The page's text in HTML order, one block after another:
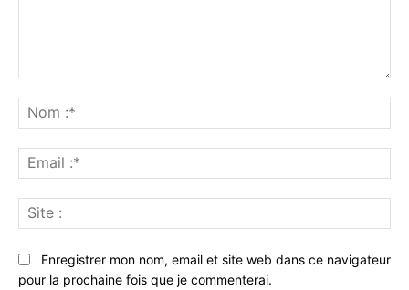
:*
:*
:
Enregistrer mon nom, email et site web dans ce navigateur
pour la prochaine fois que je commenterai.